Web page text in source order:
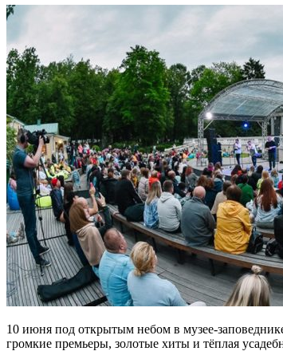
10 июня под открытым небом в музее-
громкие премьеры, золотые хиты и тёплая